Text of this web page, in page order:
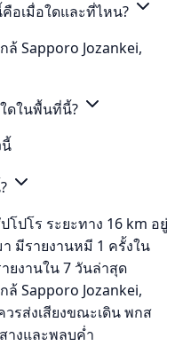
อเมื่อใดและที่ไหน?
Sapporo Jozankei,
ดในพื้นที่นี้?
โปโร ระยะทาง 16 km อยู่
มีรายงานหมี 1 ครั้งใน
ยงานใน 7 วันล่าสุด
Sapporo Jozankei,
รส่งเสียงขณะเดิน พกส
างและพลบค่ำ